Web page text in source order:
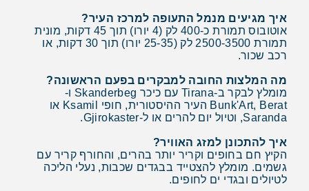
איך מגיעים מנמל התעופה למרכז העיר?
אוטובוס תמורת כ-400 לק (4 יורו) תוך 45 דקות, מונית
תמורת 2500-3500 לק (25-35 יורו) תוך 30 דקות, או
רכב שכור.
מה המלצות החובה למבקרים בפעם הראשונה?
מומלץ לבקר ב-Tirana עם כיכר Skanderbeg ו-
Bunk'Art, Berat העיר ההיסטורית, חופי Ksamil או
Saranda, וטיול יום להרים או ל-Gjirokaster.
איך להתכונן למזג האוויר?
הקיץ חם בחופים וקריר יותר בהרים, והחורף קריר עם
גשמים. מומלץ להצטייד בבגדים שכבות, נעלי הליכה
לטיולים ובגדי ים לחופים.